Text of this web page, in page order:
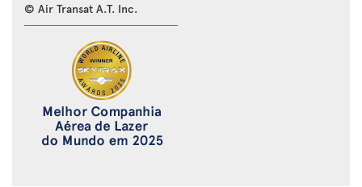
© Air Transat A.T. Inc.